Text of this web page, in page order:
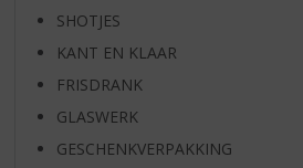
SHOTJES
KANT EN KLAAR
FRISDRANK
GLASWERK
GESCHENKVERPAKKING